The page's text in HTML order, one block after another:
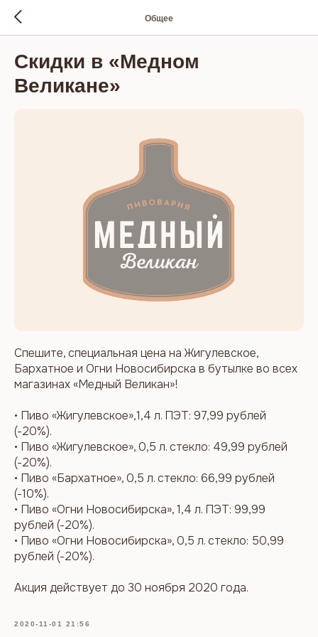
Общее
Скидки в «Медном
Великане»
Спешите, специальная цена на Жигулевское,
Бархатное и Огни Новосибирска в бутылке во всех
магазинах «Медный Великан»!
• Пиво «Жигулевское»,1,4 л. ПЭТ: 97,99 рублей
(-20%).
• Пиво «Жигулевское», 0,5 л. стекло: 49,99 рублей
(-20%).
• Пиво «Бархатное», 0,5 л. стекло: 66,99 рублей
(-10%).
• Пиво «Огни Новосибирска», 1,4 л. ПЭТ: 99,99
рублей (-20%).
• Пиво «Огни Новосибирска», 0,5 л. стекло: 50,99
рублей (-20%).
Акция действует до 30 ноября 2020 года.
2020-11-01 21:56